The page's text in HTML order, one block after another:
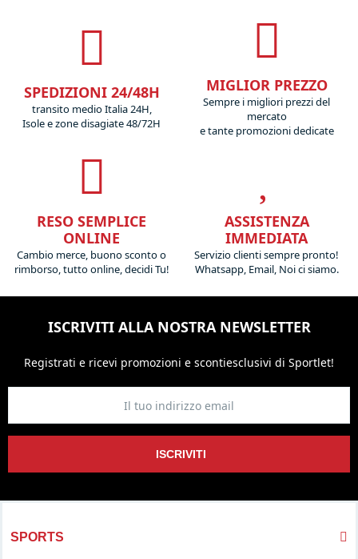
SPEDIZIONI 24/48H
transito medio Italia 24H,
Isole e zone disagiate 48/72H
MIGLIOR PREZZO
Sempre i migliori prezzi del
mercato
e tante promozioni dedicate
RESO SEMPLICE
ONLINE
Cambio merce, buono sconto o
rimborso, tutto online, decidi Tu!
ASSISTENZA
IMMEDIATA
Servizio clienti sempre pronto!
Whatsapp, Email, Noi ci siamo.
ISCRIVITI ALLA NOSTRA NEWSLETTER
Registrati e ricevi promozioni e scontiesclusivi di Sportlet!
ISCRIVITI
SPORTS